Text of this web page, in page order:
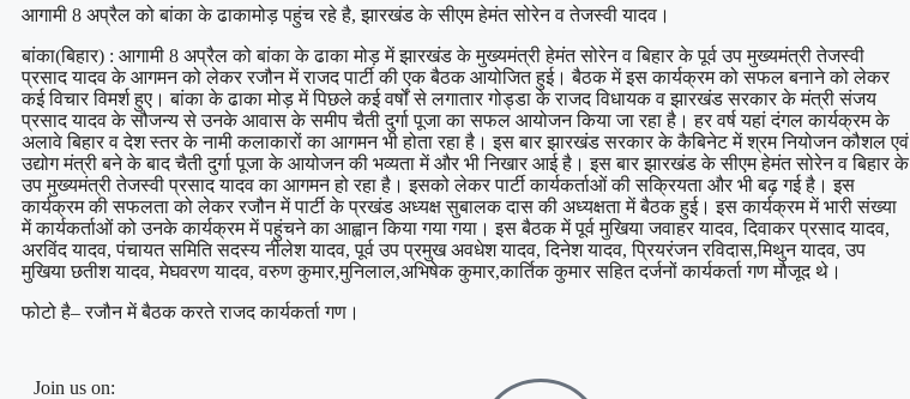
आगामी 8 अप्रैल को बांका के ढाकामोड़ पहुंच रहे है, झारखंड के सीएम हेमंत सोरेन व तेजस्वी यादव।
बांका(बिहार) : आगामी 8 अप्रैल को बांका के ढाका मोड़ में झारखंड के मुख्यमंत्री हेमंत सोरेन व बिहार के पूर्व उप मुख्यमंत्री तेजस्वी
प्रसाद यादव के आगमन को लेकर रजौन में राजद पार्टी की एक बैठक आयोजित हुई। बैठक में इस कार्यक्रम को सफल बनाने को लेकर
कई विचार विमर्श हुए। बांका के ढाका मोड़ में पिछले कई वर्षों से लगातार गोड्डा के राजद विधायक व झारखंड सरकार के मंत्री संजय
प्रसाद यादव के सौजन्य से उनके आवास के समीप चैती दुर्गा पूजा का सफल आयोजन किया जा रहा है। हर वर्ष यहां दंगल कार्यक्रम के
अलावे बिहार व देश स्तर के नामी कलाकारों का आगमन भी होता रहा है। इस बार झारखंड सरकार के कैबिनेट में श्रम नियोजन कौशल एवं
उद्योग मंत्री बने के बाद चैती दुर्गा पूजा के आयोजन की भव्यता में और भी निखार आई है। इस बार झारखंड के सीएम हेमंत सोरेन व बिहार के
उप मुख्यमंत्री तेजस्वी प्रसाद यादव का आगमन हो रहा है। इसको लेकर पार्टी कार्यकर्ताओं की सक्रियता और भी बढ़ गई है। इस
कार्यक्रम की सफलता को लेकर रजौन में पार्टी के प्रखंड अध्यक्ष सुबालक दास की अध्यक्षता में बैठक हुई। इस कार्यक्रम में भारी संख्या
में कार्यकर्ताओं को उनके कार्यक्रम में पहुंचने का आह्वान किया गया गया। इस बैठक में पूर्व मुखिया जवाहर यादव, दिवाकर प्रसाद यादव,
अरविंद यादव, पंचायत समिति सदस्य नीलेश यादव, पूर्व उप प्रमुख अवधेश यादव, दिनेश यादव, प्रियरंजन रविदास,मिथुन यादव, उप
मुखिया छतीश यादव, मेघवरण यादव, वरुण कुमार,मुनिलाल,अभिषेक कुमार,कार्तिक कुमार सहित दर्जनों कार्यकर्ता गण मौजूद थे।
फोटो है– रजौन में बैठक करते राजद कार्यकर्ता गण।
Join us on: